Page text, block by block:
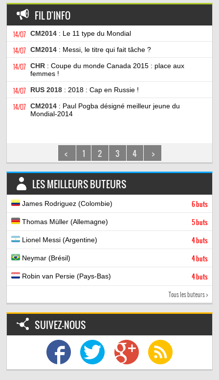
FIL D'INFO
14/07 CM2014 : Le 11 type du Mondial
14/07 CM2014 : Messi, le titre qui fait tâche ?
14/07 CHR : Coupe du monde Canada 2015 : place aux
femmes !
14/07 RUS 2018 : 2018 : Cap en Russie !
14/07 CM2014 : Paul Pogba désigné meilleur jeune du
Mondial-2014
< 1 2 3 4 >
LES MEILLEURS BUTEURS
James Rodriguez (Colombie) 6 buts
Thomas Müller (Allemagne) 5 buts
Lionel Messi (Argentine) 4 buts
Neymar (Brésil) 4 buts
Robin van Persie (Pays-Bas) 4 buts
Tous les buteurs >
SUIVEZ-NOUS